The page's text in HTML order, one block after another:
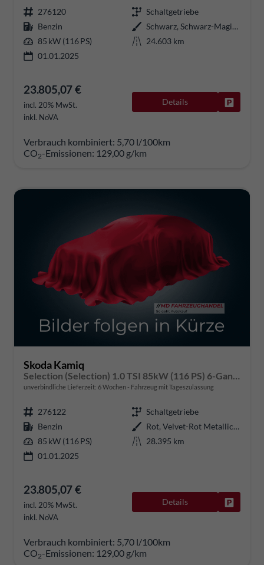
276120
Schaltgetriebe
Benzin
Schwarz, Schwarz-Magic Perleffekt (1Z)
85 kW (116 PS)
24.603 km
01.01.2025
23.805,07 €
incl. 20% MwSt.
inkl. NoVA
Details
Verbrauch kombiniert: 5,70 l/100km
CO2-Emissionen: 129,00 g/km
Skoda Kamiq
Selection (Selection) 1.0 TSI 85kW (116 PS) 6-Gang Schaltgetriebe
unverbindliche Lieferzeit: 6 Wochen Fahrzeug mit Tageszulassung
276122
Schaltgetriebe
Benzin
Rot, Velvet-Rot Metallic (K1)
85 kW (116 PS)
28.395 km
01.01.2025
23.805,07 €
incl. 20% MwSt.
inkl. NoVA
Details
Verbrauch kombiniert: 5,70 l/100km
CO2-Emissionen: 129,00 g/km